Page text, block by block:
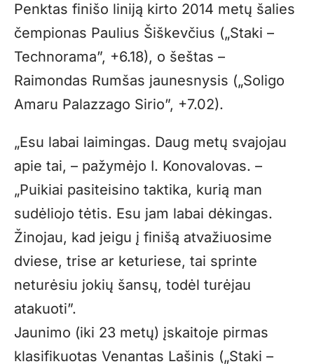
Penktas finišo liniją kirto 2014 metų šalies
čempionas Paulius Šiškevčius („Staki –
Technorama”, +6.18), o šeštas –
Raimondas Rumšas jaunesnysis („Soligo
Amaru Palazzago Sirio”, +7.02).
„Esu labai laimingas. Daug metų svajojau
apie tai, – pažymėjo I. Konovalovas. –
„Puikiai pasiteisino taktika, kurią man
sudėliojo tėtis. Esu jam labai dėkingas.
Žinojau, kad jeigu į finišą atvažiuosime
dviese, trise ar keturiese, tai sprinte
neturėsiu jokių šansų, todėl turėjau
atakuoti”.
Jaunimo (iki 23 metų) įskaitoje pirmas
klasifikuotas Venantas Lašinis („Staki –